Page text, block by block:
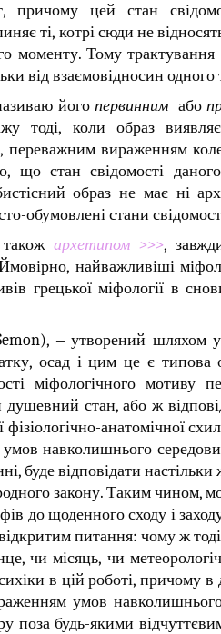
причому цей стан
ті, котрі сюди не
моменту. Тому
від взаємовідносин одного
його первинним або
тоді, коли образ
вираженням
що стан свідомості
образ не має ні
обумовлені стани
архетипом >>>,
найважливіші
грецької міфології в
‒ утворений шляхом
осад і цим це є типова
міфологічного мотиву
стан, або ж
анатомічної
навколишнього
буде відповідати
закону. Таким чином,
до щоденного сходу і
питання: чому ж тоді
чи місяць, чи
в цій роботі, причому
умов
поза будь-якими